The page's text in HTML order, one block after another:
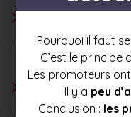
Pourquoi il faut
C’est le principe
Les promoteurs ont
Il y a peu
Conclusion : les